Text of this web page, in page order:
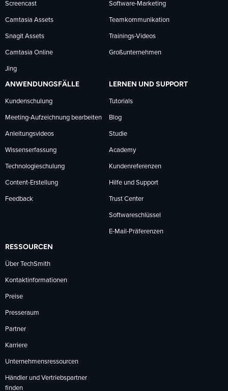
Screencast
Camtasia Assets
Snagit Assets
Camtasia Online
Jing
Software-Marketing
Teamkommunikation
Trainings-Videos
Großunternehmen
ANWENDUNGSFÄLLE
Kundenschulung
Meeting-Aufzeichnung bearbeiten
Anleitungsvideos
Wissenserfassung
Technologieschulung
Content-Erstellung
Feedback
LERNEN UND SUPPORT
Tutorials
Blog
Studie
Academy
Kundenreferenzen
Hilfe und Support
Trust Center
Softwareschlüssel
E-Mail-Präferenzen
RESSOURCEN
Über TechSmith
Kontaktinformationen
Preise
Presseraum
Partner
Karriere
Unternehmensressourcen
Händler und Vertriebspartner
finden